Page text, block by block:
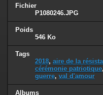
Fichier
P1080246.JPG
Poids
546 Ko
Tags
2018, aire de la
cérémonie patriotique,
guerre, val d'amour
Albums